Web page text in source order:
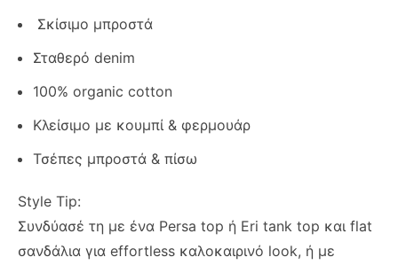
Σκίσιμο μπροστά
Σταθερό denim
100% organic cotton
Κλείσιμο με κουμπί & φερμουάρ
Τσέπες μπροστά & πίσω
Style Tip:
Συνδύασέ τη με ένα Persa top ή Eri tank top και flat
σανδάλια για effortless καλοκαιρινό look, ή με